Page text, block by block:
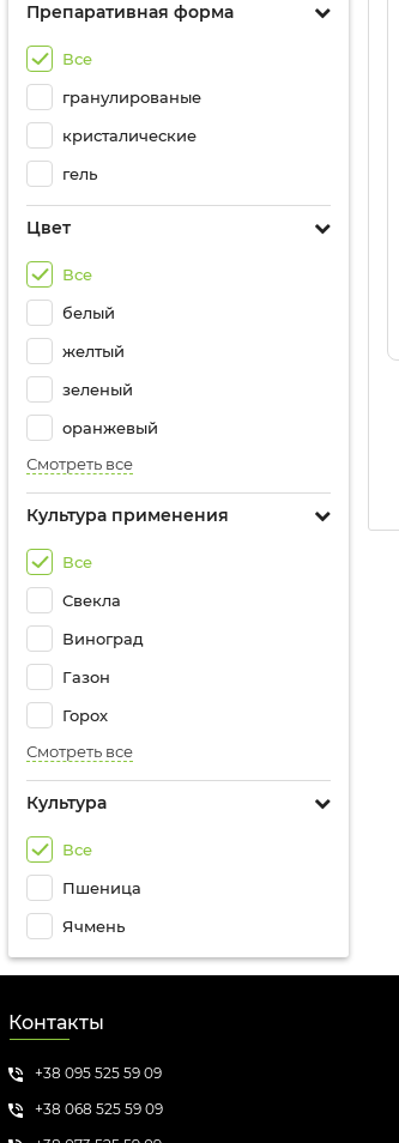
Препаративная форма
Все
гранулированые
кристалические
гель
Цвет
Все
белый
желтый
зеленый
оранжевый
Смотреть все
Культура применения
Все
Свекла
Виноград
Газон
Горох
Смотреть все
Культура
Все
Пшеница
Ячмень
Контакты
+38 095 525 59 09
+38 068 525 59 09